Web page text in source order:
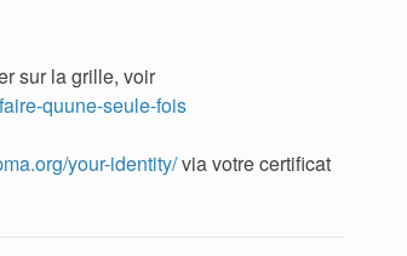
sur la grille, voir
quune-seule-fois
your-identity/via votre certificat